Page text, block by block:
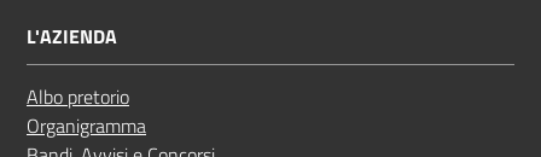
L'AZIENDA
Albo pretorio
Organigramma